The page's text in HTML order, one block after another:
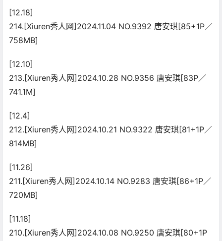
[12.18]
214.[Xiuren秀人网]2024.11.04 NO.9392 唐安琪[85+1P／
758MB]
[12.10]
213.[Xiuren秀人网]2024.10.28 NO.9356 唐安琪[83P／
741.1M]
[12.4]
212.[Xiuren秀人网]2024.10.21 NO.9322 唐安琪[81+1P／
814MB]
[11.26]
211.[Xiuren秀人网]2024.10.14 NO.9283 唐安琪[86+1P／
720MB]
[11.18]
210.[Xiuren秀人网]2024.10.08 NO.9250 唐安琪[80+1P